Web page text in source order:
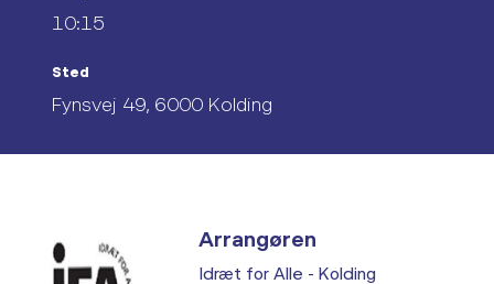
10:15
Sted
Fynsvej 49, 6000 Kolding
Arrangøren
Idræt for Alle - Kolding